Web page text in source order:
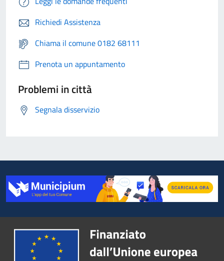
Richiedi Assistenza
Chiama il comune 0182 68111
Prenota un appuntamento
Problemi in città
Segnala disservizio